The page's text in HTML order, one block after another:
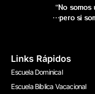
“No
…pero si
Links Rápidos
Escuela Dominical
Escuela Bíblica Vacacional